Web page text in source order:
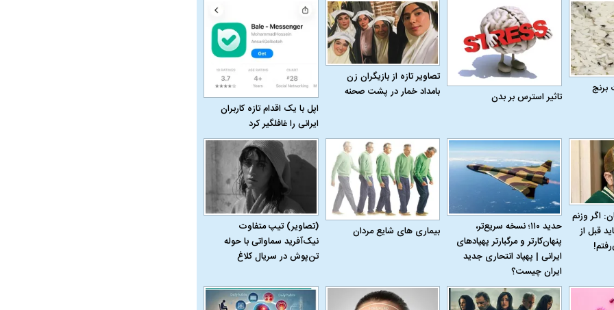
برنج
تاثیر استرس بر بدن
تصاویر تازه از بازیگران زن
بامداد خمار در پشت صحنه
اپل با یک اقدام تازه کاربران
ایرانی را غافلگیر کرد
اگر وزنم
قبل از
حدید ۱۱۰؛ نسخه سریع‌تر،
پنهان‌کارتر و مرگبارتر پهپادهای
ایرانی | پهپاد انتحاری جدید
ایران چیست؟
بیماری‌ های شایع مردان
(تصاویر) تیپ متفاوت
نیک‌آفرید سماواتی با حوله
تن‌پوش در سریال کلاغ